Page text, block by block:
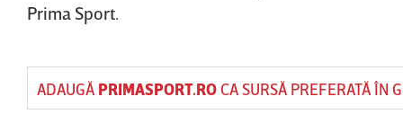
Prima Sport.
ADAUGĂ PRIMASPORT.ROCA SURSĂ PREFERATĂ ÎN